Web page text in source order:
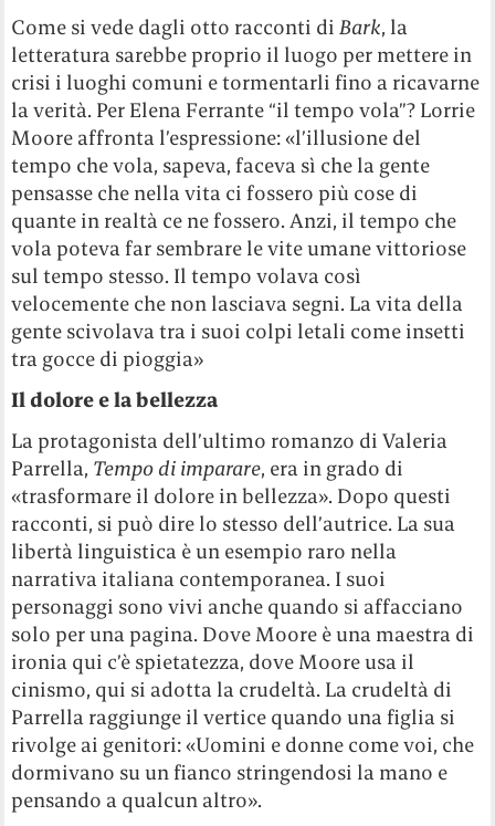
Come si vede dagli otto racconti diBark, la
letteratura sarebbe proprio il luogo per mettere in
crisi i luoghi comuni e tormentarli fino a ricavarne
la verità. Per Elena Ferrante “il tempo vola”? Lorrie
Moore affronta l’espressione: «l’illusione del
tempo che vola, sapeva, faceva sì che la gente
pensasse che nella vita ci fossero più cose di
quante in realtà ce ne fossero. Anzi, il tempo che
vola poteva far sembrare le vite umane vittoriose
sul tempo stesso. Il tempo volava così
velocemente che non lasciava segni. La vita della
gente scivolava tra i suoi colpi letali come insetti
tra gocce di pioggia»
Il dolore e la bellezza
La protagonista dell’ultimo romanzo di Valeria
Parrella, Tempo di imparare, era in grado di
«trasformare il dolore in bellezza». Dopo questi
racconti, si può dire lo stesso dell’autrice. La sua
libertà linguistica è un esempio raro nella
narrativa italiana contemporanea. I suoi
personaggi sono vivi anche quando si affacciano
solo per una pagina. Dove Moore è una maestra di
ironia qui c’è spietatezza, dove Moore usa il
cinismo, qui si adotta la crudeltà. La crudeltà di
Parrella raggiunge il vertice quando una figlia si
rivolge ai genitori: «Uomini e donne come voi, che
dormivano su un fianco stringendosi la mano e
pensando a qualcun altro».